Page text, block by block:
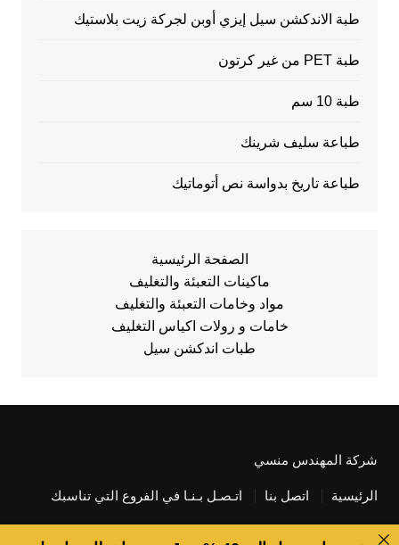
طبة الاندكشن سيل إيزي أوبن لجركة زيت بلاستيك
طبة PET من غير كرتون
طبة 10 سم
طباعة سليف شرينك
طباعة تاريخ بدواسة نص أتوماتيك
الصفحة الرئيسية
ماكينات التعبئة والتغليف
مواد وخامات التعبئة والتغليف
خامات و رولات اكياس التغليف
طبات اندكشن سيل
شركة المهندس منسي
الرئيسية اتصل بنا اتـصـل بـنـا في الفروع التي تناسبك